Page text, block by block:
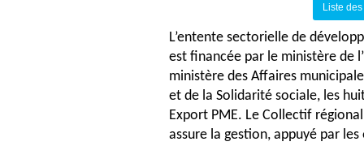
Liste
L’entente sectorielle de
est financée par le ministère de
ministère des Affaires
et de la Solidarité sociale, les
Export PME. Le Collectif
assure la gestion, appuyé par